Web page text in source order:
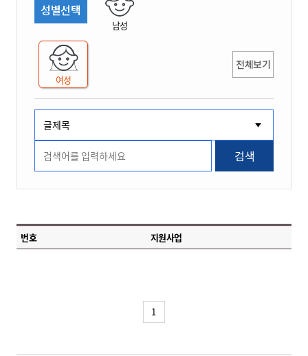
성별선택
남성
여성
전체보기
검색
번호 지원사업
1